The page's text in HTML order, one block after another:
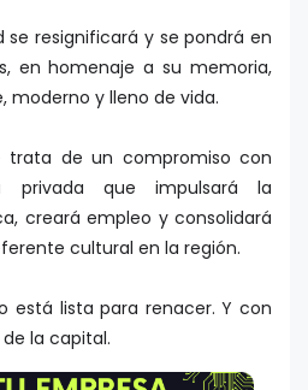
se resignificará y se pondrá en
en homenaje a su memoria,
moderno y lleno de vida.
trata de un compromiso con
privada que impulsará la
creará empleo y consolidará
cultural en la región.
está lista para renacer. Y con
la capital.